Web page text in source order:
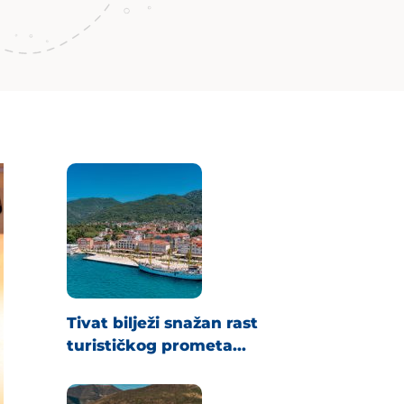
Tivat bilježi snažan rast
turističkog prometa...